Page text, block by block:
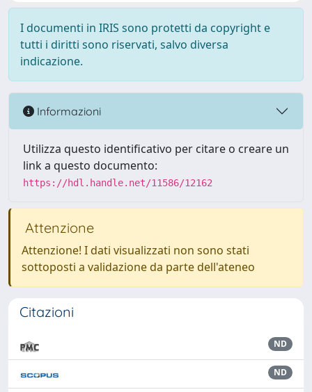
I documenti in IRIS sono protetti da copyright e
tutti i diritti sono riservati, salvo diversa
indicazione.
Informazioni
Utilizza questo identificativo per citare o creare un
link a questo documento:
https://hdl.handle.net/11586/12162
Attenzione
Attenzione! I dati visualizzati non sono stati
sottoposti a validazione da parte dell'ateneo
Citazioni
ND
ND